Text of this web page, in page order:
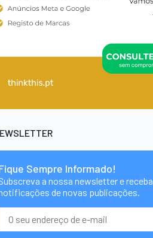
Sempre Informado!
a nossa newsletter e receba
de novas publicações.